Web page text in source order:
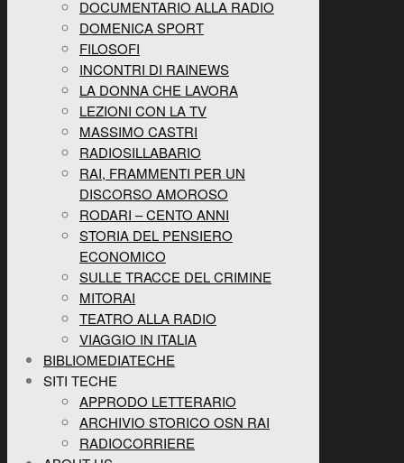
DOCUMENTARIO ALLA RADIO
DOMENICA SPORT
FILOSOFI
INCONTRI DI RAINEWS
LA DONNA CHE LAVORA
LEZIONI CON LA TV
MASSIMO CASTRI
RADIOSILLABARIO
RAI, FRAMMENTI PER UN
DISCORSO AMOROSO
RODARI – CENTO ANNI
STORIA DEL PENSIERO
ECONOMICO
SULLE TRACCE DEL CRIMINE
MITORAI
TEATRO ALLA RADIO
VIAGGIO IN ITALIA
BIBLIOMEDIATECHE
SITI TECHE
APPRODO LETTERARIO
ARCHIVIO STORICO OSN RAI
RADIOCORRIERE